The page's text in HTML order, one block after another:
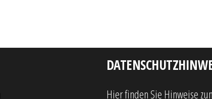
Hier finden Sie Hinweise